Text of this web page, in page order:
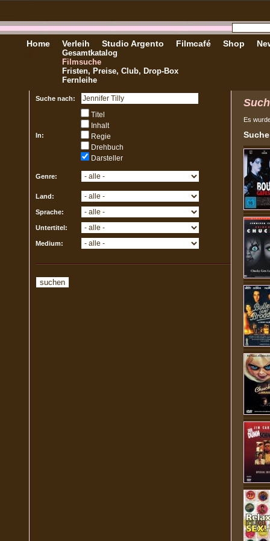
Home Verleih
Gesamtkatalog
Filmsuche
Fristen, Preise, Club, Drop-Box
Fernleihe
Studio Argento Filmcafé Shop
Suche nach:
In:
Titel
Inhalt
Regie
Drehbuch
Darsteller
Genre:
Land:
Sprache:
Untertitel:
Medium:
Es